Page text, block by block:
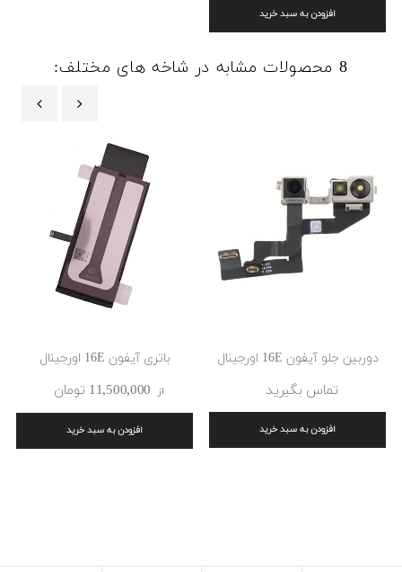
افزودن به سبد خرید
8 محصولات مشابه در شاخه های مختلف:
دوربین جلو آیفون 16E اورجینال
تماس بگیرید
افزودن به سبد خرید
باتری آیفون 16E اورجینال
از 11٬500٬000 ‎تومان
افزودن به سبد خرید